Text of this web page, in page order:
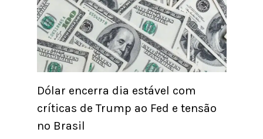
Dólar encerra dia estável com
críticas de Trump ao Fed e tensão
no Brasil